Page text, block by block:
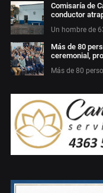
Comisaría de
conductor
Un hombre de
Más de 80
ceremonial,
Más de 80